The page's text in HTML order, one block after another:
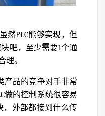
然PLC能够实现，但
吧，至少需要1个通
理。
产品的竞争对手非常
做的控制系统很容易
，外部都接到什么传